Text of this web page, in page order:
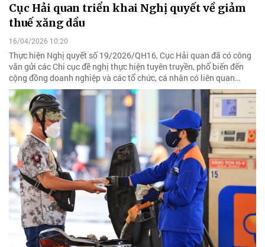
Cục Hải quan triển khai Nghị quyết về giảm
thuế xăng dầu
16/04/2026 10:20
Thực hiện Nghị quyết số 19/2026/QH16, Cục Hải quan đã có công
văn gửi các Chi cục đề nghị thực hiện tuyên truyền, phổ biến đến
cộng đồng doanh nghiệp và các tổ chức, cá nhân có liên quan…